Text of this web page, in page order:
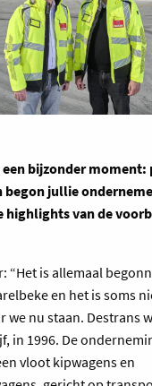
een bijzonder moment:
begon jullie
highlights van de
“Het is allemaal
en het is soms
we nu staan. Destrans
in 1996. De
vloot kipwagens en